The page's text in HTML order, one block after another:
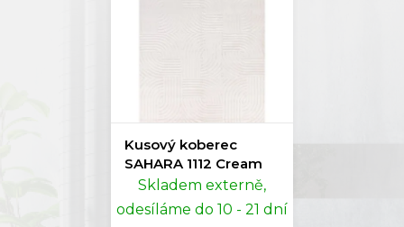
Kusový koberec
SAHARA 1112 Cream
Skladem externě,
odesíláme do 10 - 21 dní